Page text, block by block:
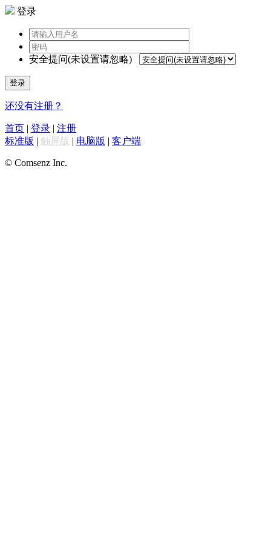
登录
安全提问(未设置请忽略)
登录
还没有注册？
首页 | 登录 | 注册
标准版 | 触屏版 | 电脑版 | 客户端
© Comsenz Inc.